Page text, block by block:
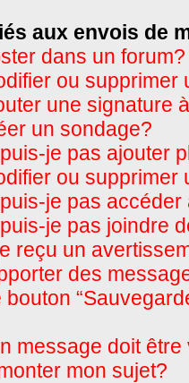
aux envois de
dans un forum?
ou supprimer
une signature
un sondage?
je pas ajouter
ou supprimer
je pas accéder
je pas joindre
reçu un
des
bouton
message doit être
mon sujet?